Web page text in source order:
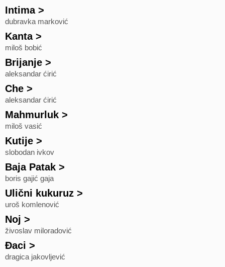
Intima>
dubravka marković
Kanta>
miloš bobić
Brijanje >
aleksandar ćirić
Che >
aleksandar ćirić
Mahmurluk >
miloš vasić
Kutije >
slobodan ivkov
Baja Patak >
boris gajić gaja
Ulični kukuruz >
uroš komlenović
Noj >
živoslav miloradović
Đaci >
dragica jakovljević